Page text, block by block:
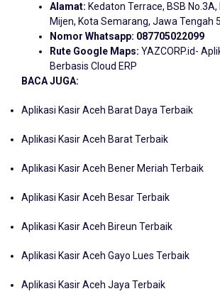
Alamat: Kedaton Terrace, BSB No.3A,
Mijen, Kota Semarang, Jawa Tengah
Nomor Whatsapp: 087705022099
Rute Google Maps: YAZCORP.id-
Berbasis Cloud ERP
BACA JUGA:
Aplikasi Kasir Aceh Barat Daya Terbaik
Aplikasi Kasir Aceh Barat Terbaik
Aplikasi Kasir Aceh Bener Meriah Terbaik
Aplikasi Kasir Aceh Besar Terbaik
Aplikasi Kasir Aceh Bireun Terbaik
Aplikasi Kasir Aceh Gayo Lues Terbaik
Aplikasi Kasir Aceh Jaya Terbaik